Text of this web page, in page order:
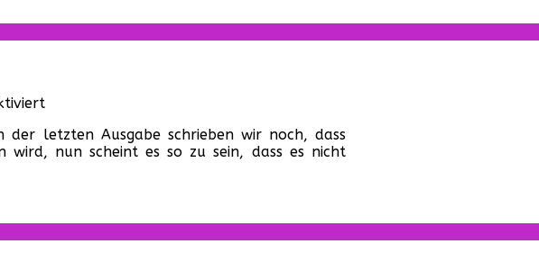
5“
von
aufgeschoben
letzten Ausgabe schrieben wir noch, dass
wird, nun scheint es so zu sein, dass es nicht